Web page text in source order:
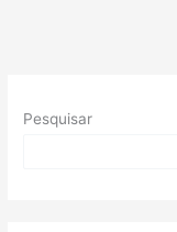
Pesquisar